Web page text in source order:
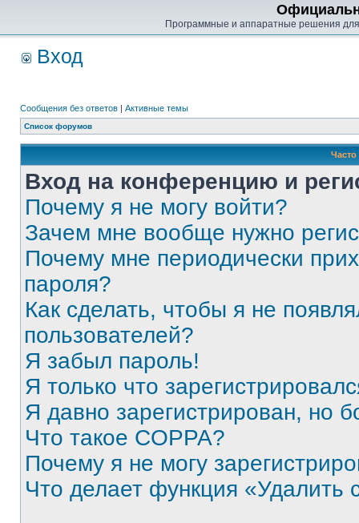
Программные и аппаратные решения
Вход
Сообщения без ответов | Активные темы
Список форумов
Вход на конференцию и
Почему я не могу войти?
Зачем мне вообще нужно
Почему мне периодически
пароля?
Как сделать, чтобы я не
пользователей?
Я забыл пароль!
Я только что
Я давно зарегистрирован, но
Что такое COPPA?
Почему я не могу
Что делает функция «Удалить